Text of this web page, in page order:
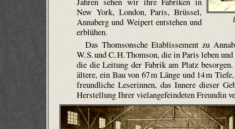
New York, London, Paris, Brüssel,
Annaberg und Weipert entstehen und
erblühen.
Das Thomson­sche Etablissement zu
W. S. und C. H. Thomson, die in Paris leben
die die Leitung der Fabrik am Platz
ältere, ein Bau von 67 m Länge und 14 m
freundliche Leserinnen, das Innere dieser
Herstellung Ihrer viel­ange­feindeten Freundin